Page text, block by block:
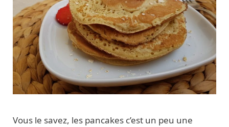
Vous le savez, les pancakes c’est un peu une